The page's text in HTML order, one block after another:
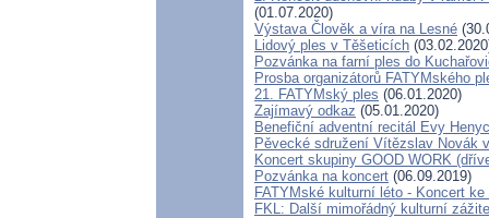
(01.07.2020)
Výstava Člověk a víra na Lesné
Lidový ples v Těšeticích
Pozvánka na farní ples do
Prosba organizátorů FATYMského
21. FATYMský ples (06.01.2020)
Zajímavý odkaz (05.01.2020)
Benefiční adventní recitál Evy
Pěvecké sdružení Vítězslav Novák
Koncert skupiny GOOD WORK
Pozvánka na koncert (06.09.2019)
FATYMské kulturní léto - Koncert
FKL: Další mimořádný kulturní